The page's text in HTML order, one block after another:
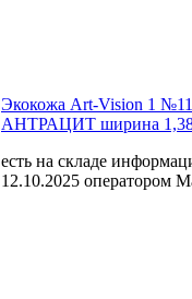
Экокожа Art-Vision 1
АНТРАЦИТ ширина
есть на складе
12.10.2025 оператором